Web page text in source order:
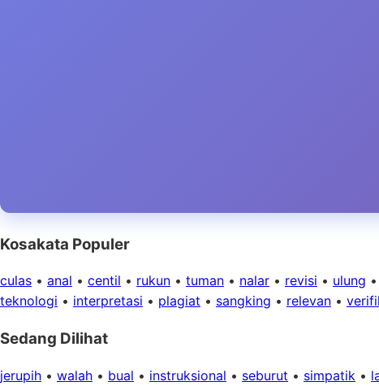
Kosakata Populer
culas • anal • centil • rukun • tuman • nalar • revisi • ulung •
teknologi • interpretasi • plagiat • sangking • relevan •
Sedang Dilihat
jerupih • walah • bual • instruksional • seburut • simpatik •